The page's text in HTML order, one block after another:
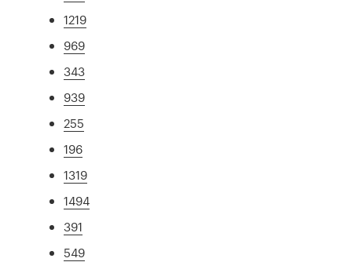
1219
969
343
939
255
196
1319
1494
391
549